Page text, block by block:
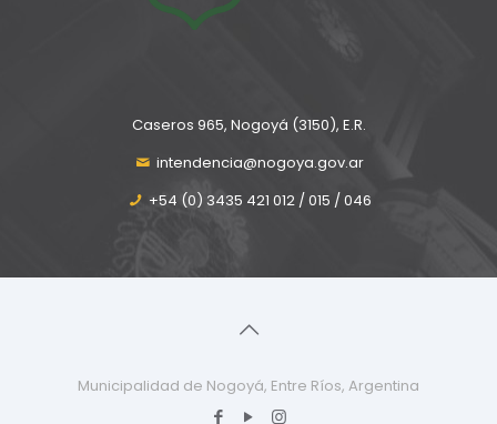
Caseros 965, Nogoyá (3150), E.R.
intendencia@nogoya.gov.ar
+54 (0) 3435 421 012 / 015 / 046
Municipalidad de Nogoyá, Entre Ríos, Argentina